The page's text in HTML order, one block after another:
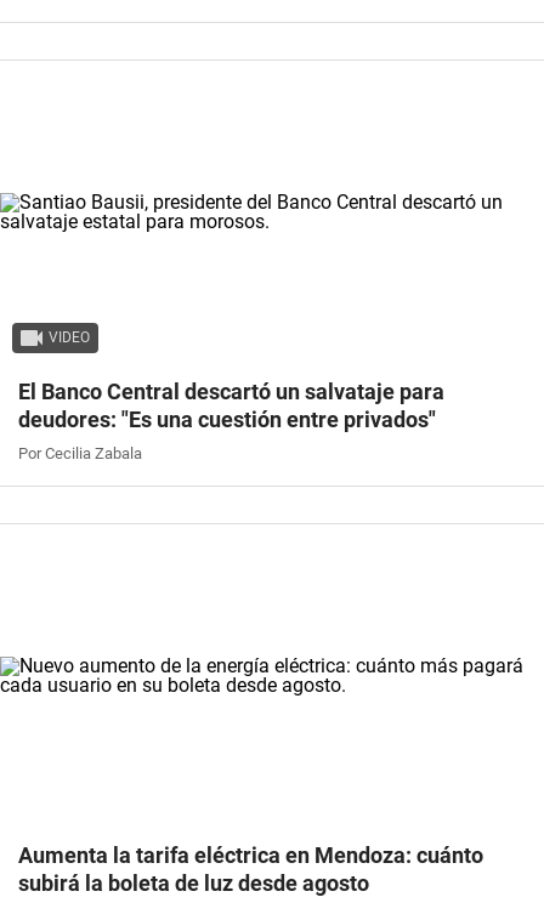
VIDEO
El Banco Central descartó un salvataje para
deudores: "Es una cuestión entre privados"
Por Cecilia Zabala
Aumenta la tarifa eléctrica en Mendoza: cuánto
subirá la boleta de luz desde agosto